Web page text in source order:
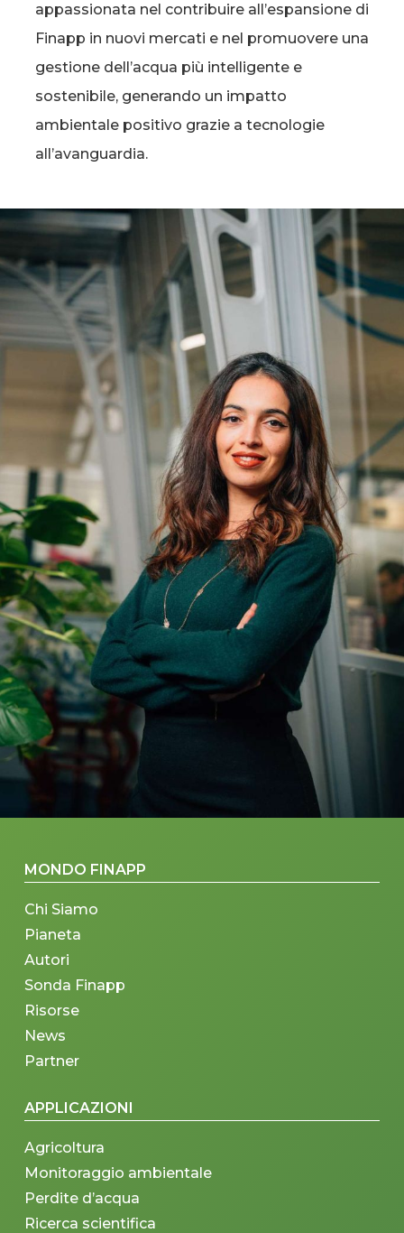
appassionata nel contribuire all’espansione di
Finapp in nuovi mercati e nel promuovere una
gestione dell’acqua più intelligente e
sostenibile, generando un impatto
ambientale positivo grazie a tecnologie
all’avanguardia.
MONDO FINAPP
Chi Siamo
Pianeta
Autori
Sonda Finapp
Risorse
News
Partner
APPLICAZIONI
Agricoltura
Monitoraggio ambientale
Perdite d’acqua
Ricerca scientifica